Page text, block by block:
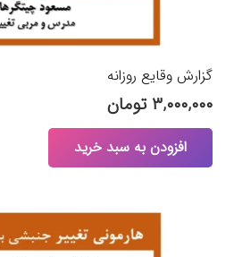
گزارش وقایع روزانه
۳,۰۰۰,۰۰۰ تومان
افزودن به سبد خرید